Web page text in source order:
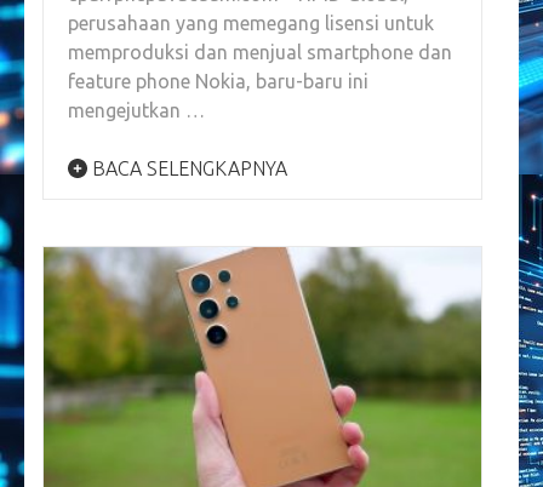
perusahaan yang memegang lisensi untuk
memproduksi dan menjual smartphone dan
feature phone Nokia, baru-baru ini
mengejutkan …
BACA SELENGKAPNYA